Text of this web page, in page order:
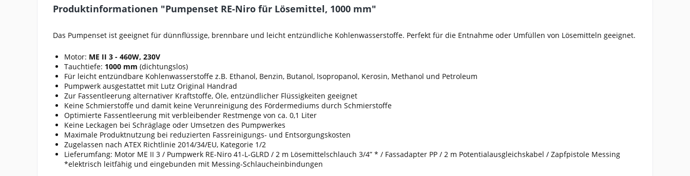
Produktinformationen "Pumpenset RE-Niro für Lösemittel, 1000 mm"
Das Pumpenset ist geeignet für dünnflüssige, brennbare und leicht entzündliche Kohlenwasserstoffe. Perfekt für die Entnahme oder Umfüllen von Lösemitteln geeignet.
Motor: ME II 3 - 460W, 230V
Tauchtiefe: 1000 mm (dichtungslos)
Für leicht entzündbare Kohlenwasserstoffe z.B. Ethanol, Benzin, Butanol, Isopropanol, Kerosin, Methanol und Petroleum
Pumpwerk ausgestattet mit Lutz Original Handrad
Zur Fassentleerung alternativer Kraftstoffe, Öle, entzündlicher Flüssigkeiten geeignet
Keine Schmierstoffe und damit keine Verunreinigung des Fördermediums durch Schmierstoffe
Optimierte Fassentleerung mit verbleibender Restmenge von ca. 0,1 Liter
Keine Leckagen bei Schräglage oder Umsetzen des Pumpwerkes
Maximale Produktnutzung bei reduzierten Fassreinigungs- und Entsorgungskosten
Zugelassen nach ATEX Richtlinie 2014/34/EU, Kategorie 1/2
Lieferumfang: Motor ME II 3 / Pumpwerk RE-Niro 41-L-GLRD / 2 m Lösemittelschlauch 3/4” * / Fassadapter PP / 2 m Potentialausgleichskabel / Zapfpistole Messing
*elektrisch leitfähig und eingebunden mit Messing-Schlaucheinbindungen